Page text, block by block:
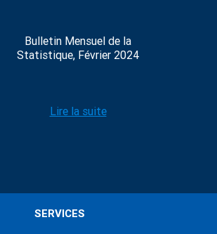
Bulletin Mensuel de la
Statistique, Février 2024
Lire la suite
SERVICES